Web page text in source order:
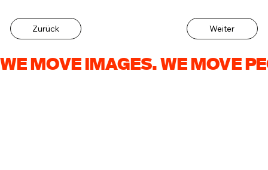
Zurück Weiter
WE MOVE IMAGES. WE MOVE